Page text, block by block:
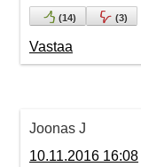
(14) (3)
Vastaa
Joonas J
10.11.2016 16:08